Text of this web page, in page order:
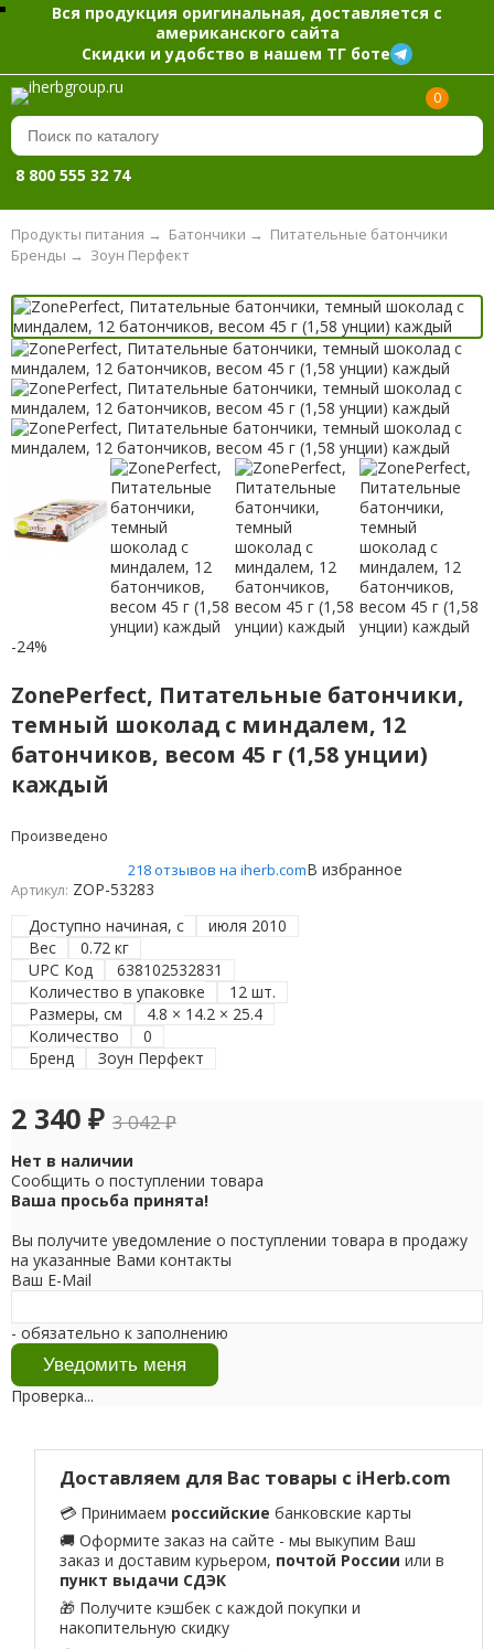
Вся продукция оригинальная, доставляется с
американского сайта
Скидки и удобство в нашем ТГ боте
0
8 800 555 32 74
Продукты питания → Батончики → Питательные батончики
Зоун Перфект
Бренды →
-24%
ZonePerfect, Питательные батончики,
темный шоколад с миндалем, 12
батончиков, весом 45 г (1,58 унции)
каждый
Произведено
218 отзывов на iherb.comВ избранное
Артикул: ZOP-53283
Доступно начиная, с
июля 2010
Вес
0.72 кг
UPC Код
638102532831
Количество в упаковке
12 шт.
Размеры, см
4.8 × 14.2 × 25.4
Количество
0
Бренд
Зоун Перфект
2 340 ₽ 3 042₽
Нет в наличии
Сообщить о поступлении товара
Ваша просьба принята!
Вы получите уведомление о поступлении товара в продажу
на указанные Вами контакты
Ваш E-Mail
- обязательно к заполнению
Проверка...
Доставляем для Вас товары с iHerb.com
💳 Принимаем российские банковские карты
🚚 Оформите заказ на сайте - мы выкупим Ваш
заказ и доставим курьером, почтой России или в
пункт выдачи СДЭК
🎁 Получите кэшбек с каждой покупки и
накопительную скидку